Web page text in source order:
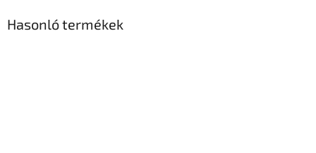
Hasonló termékek